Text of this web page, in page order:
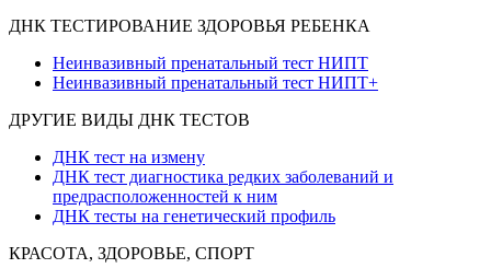
ДНК ТЕСТИРОВАНИЕ ЗДОРОВЬЯ РЕБЕНКА
Неинвазивный пренатальный тест НИПТ
Неинвазивный пренатальный тест НИПТ+
ДРУГИЕ ВИДЫ ДНК ТЕСТОВ
ДНК тест на измену
ДНК тест диагностика редких заболеваний и
предрасположенностей к ним
ДНК тесты на генетический профиль
КРАСОТА, ЗДОРОВЬЕ, СПОРТ